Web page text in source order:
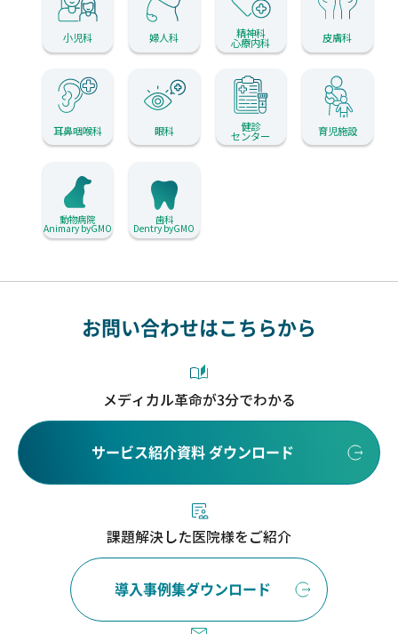
小児科 婦人科 精神科
心療内科 皮膚科
耳鼻咽喉科 眼科 健診
センター 育児施設
動物病院
Animary byGMO
歯科
Dentry byGMO
お問い合わせはこちらから
メディカル革命が3分でわかる
サービス紹介資料 ダウンロード
課題解決した医院様をご紹介
導入事例集ダウンロード